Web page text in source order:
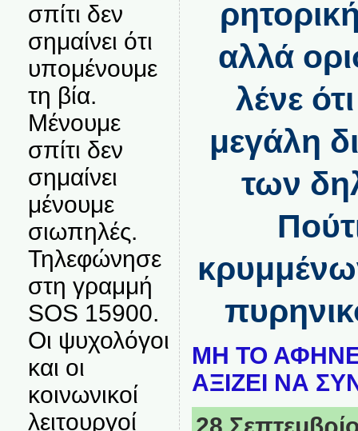
σπίτι δεν
σημαίνει ότι
υπομένουμε
τη βία.
Μένουμε
σπίτι δεν
σημαίνει
μένουμε
σιωπηλές.
Τηλεφώνησε
στη γραμμή
SOS 15900.
Οι ψυχολόγοι
και οι
κοινωνικοί
λειτουργοί
αλλά
λένε
μεγάλη
των
ΜΗ ΤΟ
ΑΞΙΖΕΙ ΝΑ